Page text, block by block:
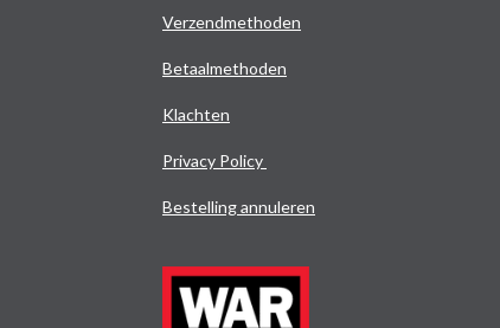
Verzendmethoden
Betaalmethoden
Klachten
Privacy Policy
Bestelling annuleren